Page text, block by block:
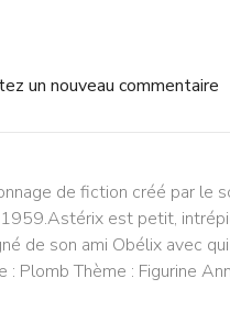
un nouveau commentaire
de fiction créé par le
est petit,
de son ami Obélix avec
Plomb Thème : Figurine